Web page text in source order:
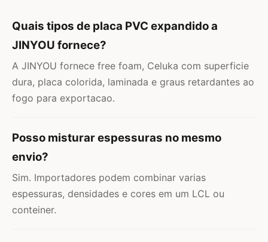
Quais tipos de placa PVC expandido a
JINYOU fornece?
A JINYOU fornece free foam, Celuka com superficie
dura, placa colorida, laminada e graus retardantes ao
fogo para exportacao.
Posso misturar espessuras no mesmo
envio?
Sim. Importadores podem combinar varias
espessuras, densidades e cores em um LCL ou
conteiner.